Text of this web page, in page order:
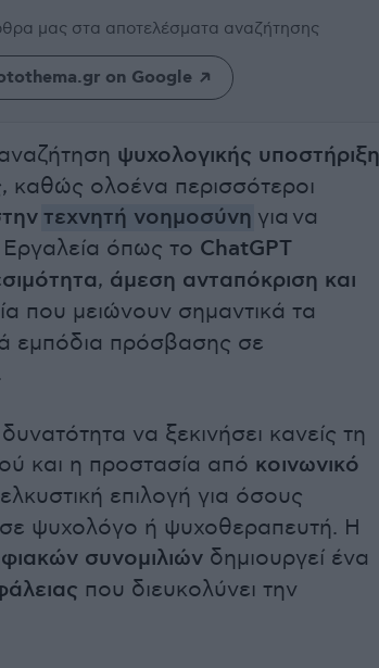
μας στα αποτελέσματα αναζήτησης
on Google
ψυχολογικής
καθώς ολοένα περισσότεροι
τεχνητή νοημοσύνη για να
όπως το ChatGPT
, άμεση ανταπόκριση και
που μειώνουν σημαντικά τα
εμπόδια πρόσβασης σε
να ξεκινήσει κανείς τη
και η προστασία από κοινωνικό
επιλογή για όσους
ψυχολόγο ή ψυχοθεραπευτή. Η
συνομιλιών δημιουργεί ένα
που διευκολύνει την